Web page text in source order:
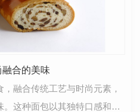
合的美味
融合传统工艺与时尚元素，
这种面包以其独特口感和独